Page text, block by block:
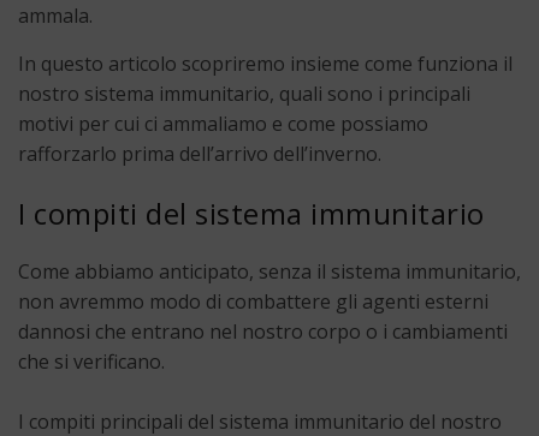
ammala.
In questo articolo scopriremo insieme come funziona il
nostro sistema immunitario, quali sono i principali
motivi per cui ci ammaliamo e come possiamo
rafforzarlo prima dell’arrivo dell’inverno.
I compiti del sistema immunitario
Come abbiamo anticipato, senza il sistema immunitario,
non avremmo modo di combattere gli agenti esterni
dannosi che entrano nel nostro corpo o i cambiamenti
che si verificano.
I compiti principali del sistema immunitario del nostro